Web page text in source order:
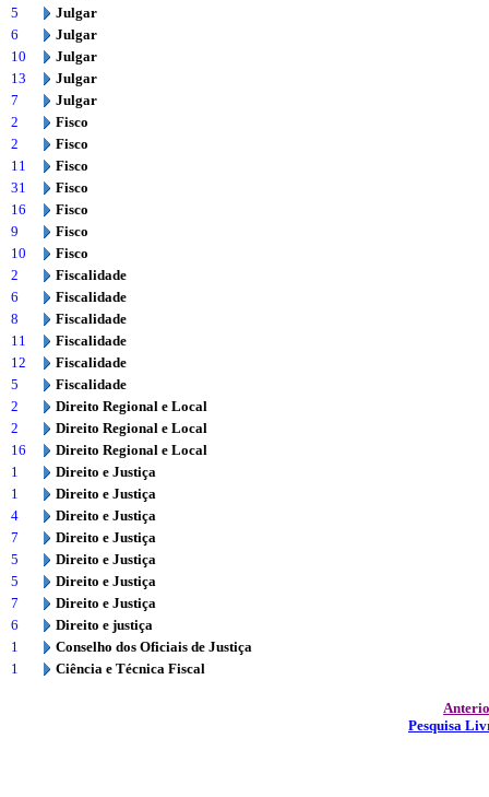
5
Julgar
6
Julgar
10
Julgar
13
Julgar
7
Julgar
2
Fisco
2
Fisco
11
Fisco
31
Fisco
16
Fisco
9
Fisco
10
Fisco
2
Fiscalidade
6
Fiscalidade
8
Fiscalidade
11
Fiscalidade
12
Fiscalidade
5
Fiscalidade
2
Direito Regional e Local
2
Direito Regional e Local
16
Direito Regional e Local
1
Direito e Justiça
1
Direito e Justiça
4
Direito e Justiça
7
Direito e Justiça
5
Direito e Justiça
5
Direito e Justiça
7
Direito e Justiça
6
Direito e justiça
1
Conselho dos Oficiais de Justiça
1
Ciência e Técnica Fiscal
Pesquisa